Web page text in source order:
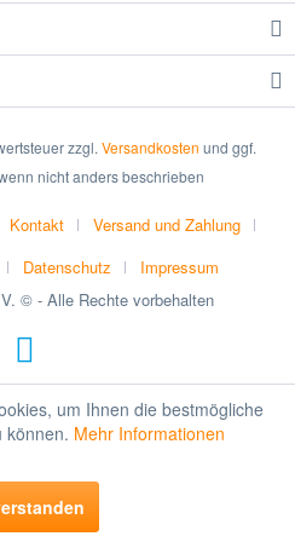
zzgl. Versandkosten und ggf.
nicht anders beschrieben
Kontakt
Versand und Zahlung
Datenschutz
Impressum
© - Alle Rechte vorbehalten
um Ihnen die bestmögliche
können. Mehr Informationen